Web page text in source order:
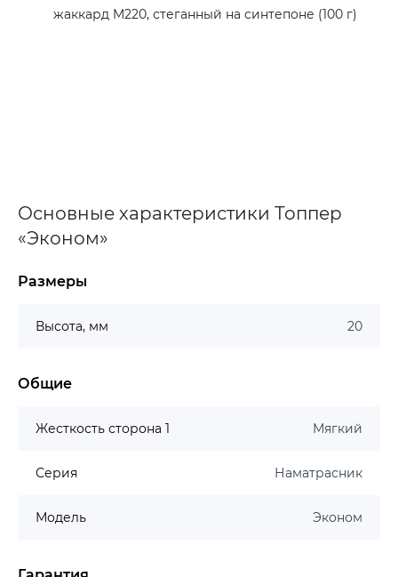
жаккард M220, стеганный на синтепоне (100 г)
Основные характеристики Топпер
«Эконом»
Размеры
Высота, мм 20
Общие
Жесткость сторона 1 Мягкий
Серия Наматрасник
Модель Эконом